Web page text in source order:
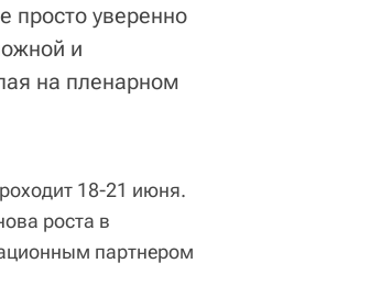
просто уверенно
и
на пленарном
18-21 июня.
роста в
партнером